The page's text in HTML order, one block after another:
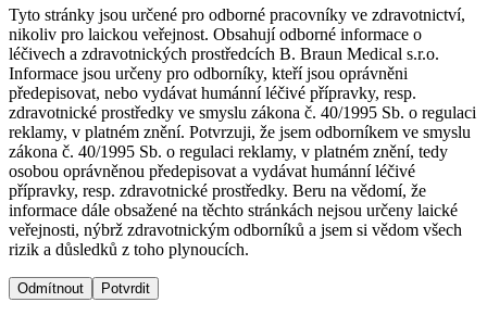
Prevence a kontrola infekcí
Uzavírání ran
Řešení
Terapie
Dialyzační střediska​
B. Braun Avitum poskytuje kvalitní dialyzační péči ve všech
svých střediscích v České republice. Více informací se
dozvíte na stránkách jednotlivých středisek.
Nabídky pracovních míst
Objevte své kariérní příležitosti ​v B. Braun. Vyhledejte náš trh
práce​ pro zajímavé pozice.​
Odpovědnost
Média
Kontakt
Tyto stránky jsou určené pro odborné pracovníky ve zdravotnictví,
nikoliv pro laickou veřejnost. Obsahují odborné informace o
léčivech a zdravotnických prostředcích B. Braun Medical s.r.o.
Informace jsou určeny pro odborníky, kteří jsou oprávněni
předepisovat, nebo vydávat humánní léčivé přípravky, resp.
zdravotnické prostředky ve smyslu zákona č. 40/1995 Sb. o regulaci
reklamy, v platném znění. Potvrzuji, že jsem odborníkem ve smyslu
zákona č. 40/1995 Sb. o regulaci reklamy, v platném znění, tedy
osobou oprávněnou předepisovat a vydávat humánní léčivé
přípravky, resp. zdravotnické prostředky. Beru na vědomí, že
informace dále obsažené na těchto stránkách nejsou určeny laické
veřejnosti, nýbrž zdravotnickým odborníků a jsem si vědom všech
rizik a důsledků z toho plynoucích.
Odmítnout Potvrdit